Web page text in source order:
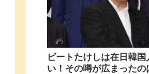
ビートたけしは在日韓国
い！その噂が広まったの